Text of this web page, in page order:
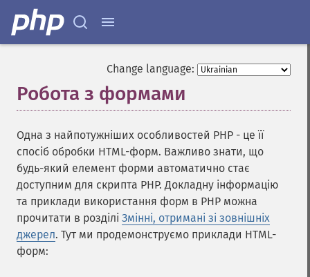
Change language:
Робота з формами
Одна з найпотужніших особливостей PHP - це її
спосіб обробки HTML-форм. Важливо знати, що
будь-який елемент форми автоматично стає
доступним для скрипта PHP. Докладну інформацію
та приклади використання форм в PHP можна
прочитати в розділі Змінні, отримані зі зовнішніх
джерел. Тут ми продемонструємо приклади HTML-
форм: